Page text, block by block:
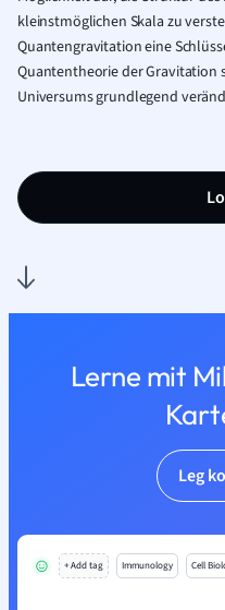
kleinstmöglichen Skala zu
Quantengravitation eine
Quantentheorie der Gravitation
Universums grundlegend
Lerne mit
Leg
+ Add tag Immunology Cell